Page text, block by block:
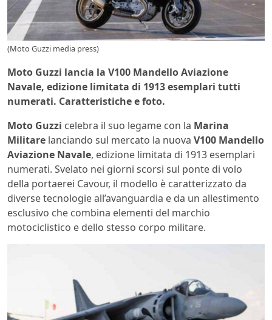
(Moto Guzzi media press)
Moto Guzzi lancia la V100 Mandello Aviazione
Navale, edizione limitata di 1913 esemplari tutti
numerati. Caratteristiche e foto.
Moto Guzzi celebra il suo legame con la Marina
Militare lanciando sul mercato la nuova V100 Mandello
Aviazione Navale, edizione limitata di 1913 esemplari
numerati. Svelato nei giorni scorsi sul ponte di volo
della portaerei Cavour, il modello è caratterizzato da
diverse tecnologie all’avanguardia e da un allestimento
esclusivo che combina elementi del marchio
motociclistico e dello stesso corpo militare.